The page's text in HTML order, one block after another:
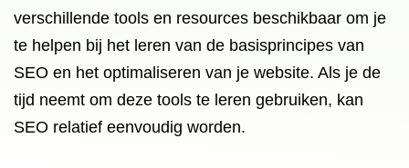
verschillende tools en resources beschikbaar om je
te helpen bij het leren van de basisprincipes van
SEO en het optimaliseren van je website. Als je de
tijd neemt om deze tools te leren gebruiken, kan
SEO relatief eenvoudig worden.